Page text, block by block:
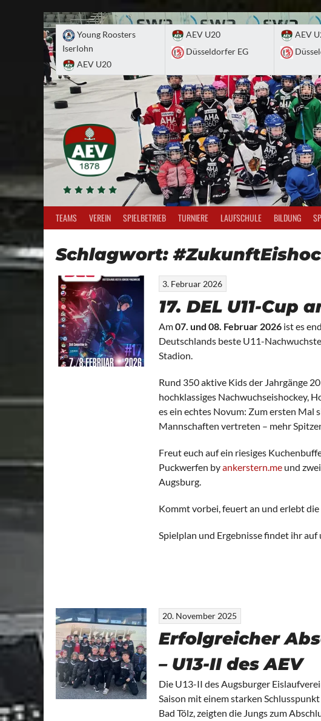
Young Roosters
Iserlohn
AEV U20
AEV U20
Düsseldorfer EG
AEV
TEAMS VEREIN SPIELBETRIEB TURNIERE LAUFSCHULE BILDUNG
Schlagwort:
3. Februar 2026
17. DEL U11-Cup
Am07. und 08. Februar 2026 ist es
Deutschlands beste U11-
Stadion.
Rund 350 aktive Kids der Jahrgänge
hochklassiges Nachwuchseishockey,
es ein echtes Novum: Zum ersten Mal
Mannschaften vertreten – mehr
Freut euch auf ein riesiges
Puckwerfen byankerstern.me und
Augsburg.
Kommt vorbei, feuert an und erlebt
Spielplan und Ergebnisse findet ihr auf
20. November 2025
Erfolgreicher
– U13-II des AEV
Die U13-II des Augsburger
Saison mit einem starken
Bad Tölz, zeigten die Jungs zum